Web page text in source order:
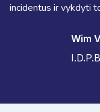
incidentus ir vykdyti
Wim